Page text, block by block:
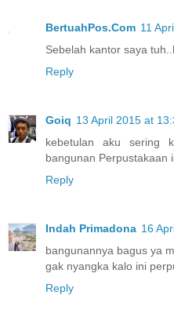
BertuahPos.Com 11
Sebelah kantor saya
Reply
Goiq 13 April 2015 at
kebetulan aku sering
bangunan Perpustakaan
Reply
Indah Primadona 16
bangunannya bagus ya
gak nyangka kalo ini
Reply